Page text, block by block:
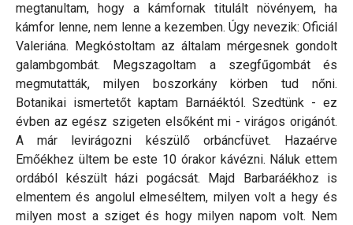
megtanultam, hogy a kámfornak titulált növényem, ha
kámfor lenne, nem lenne a kezemben. Úgy nevezik: Oficiál
Valeriána. Megkóstoltam az általam mérgesnek gondolt
galambgombát. Megszagoltam a szegfűgombát és
megmutatták, milyen boszorkány körben tud nőni.
Botanikai ismertetőt kaptam Barnáéktól. Szedtünk - ez
évben az egész szigeten elsőként mi - virágos origánót.
A már levirágozni készülő orbáncfüvet. Hazaérve
Emőékhez ültem be este 10 órakor kávézni. Náluk ettem
ordából készült házi pogácsát. Majd Barbaráékhoz is
elmentem és angolul elmeséltem, milyen volt a hegy és
milyen most a sziget és hogy milyen napom volt. Nem